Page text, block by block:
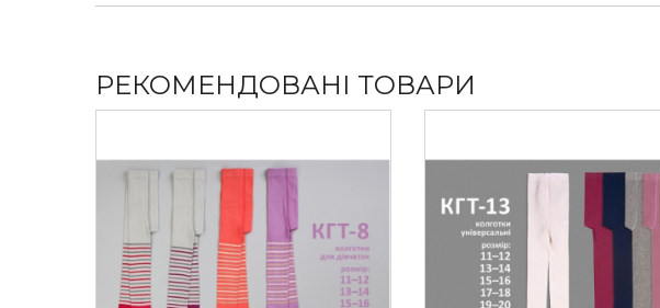
РЕКОМЕНДОВАНІ ТОВАРИ